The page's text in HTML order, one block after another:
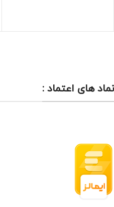
نماد های اعتماد :